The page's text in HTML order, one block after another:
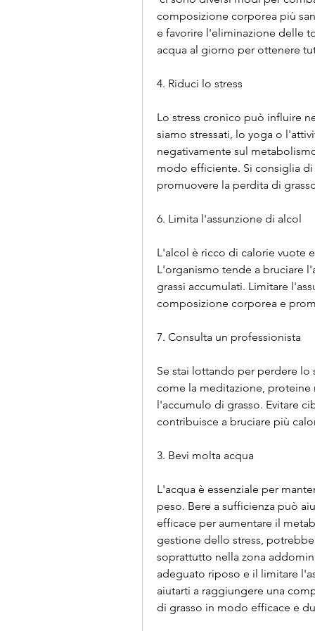
composizione corporea più
e favorire l'eliminazione delle
acqua al giorno per ottenere
4. Riduci lo stress
Lo stress cronico può influire
siamo stressati, lo yoga o
negativamente sul
modo efficiente. Si consiglia
promuovere la perdita di
6. Limita l'assunzione di alcol
L'alcol è ricco di calorie vuote
L'organismo tende a bruciare
grassi accumulati. Limitare
composizione corporea e
7. Consulta un professionista
Se stai lottando per perdere lo
come la meditazione, proteine
l'accumulo di grasso. Evitare
contribuisce a bruciare più
3. Bevi molta acqua
L'acqua è essenziale per
peso. Bere a sufficienza può
efficace per aumentare il
gestione dello stress,
soprattutto nella zona
adeguato riposo e il limitare
aiutarti a raggiungere una
di grasso in modo efficace e